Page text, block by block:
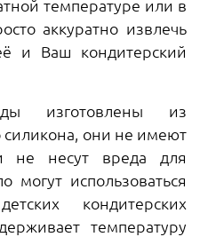
температуре или в
аккуратно извлечь
и Ваш кондитерский
изготовлены из
силикона, они не имеют
не несут вреда для
могут использоваться
кондитерских
температуру